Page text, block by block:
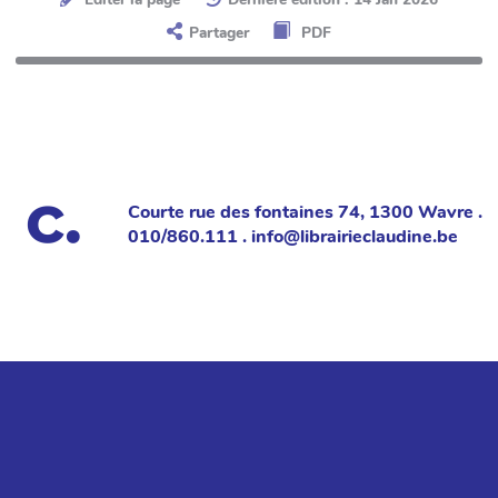
Partager
PDF
Courte rue des fontaines 74, 1300 Wavre .
010/860.111 . info@librairieclaudine.be